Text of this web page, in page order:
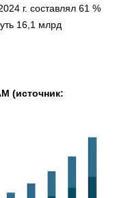
г. составлял 61 %
16,1 млрд
(источник: